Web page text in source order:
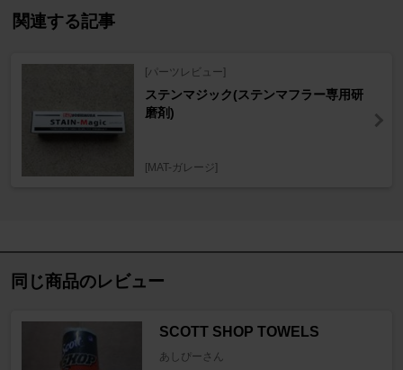
関連する記事
[パーツレビュー]
ステンマジック(ステンマフラー専用研
磨剤)
[MAT-ガレージ]
同じ商品のレビュー
SCOTT SHOP TOWELS
あしぴーさん